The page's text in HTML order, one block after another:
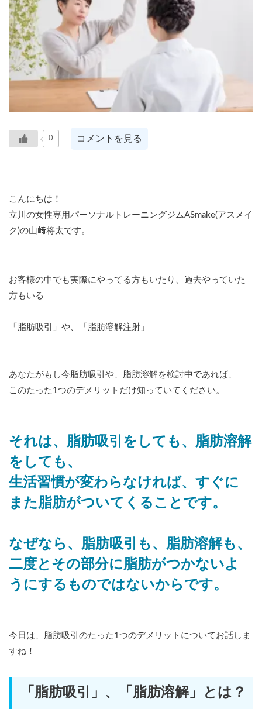
0 コメントを見る
こんにちは！
立川の女性専用パーソナルトレーニングジムASmake(アスメイ
ク)の山﨑将太です。
お客様の中でも実際にやってる方もいたり、過去やっていた
方もいる
「脂肪吸引」や、「脂肪溶解注射」
あなたがもし今脂肪吸引や、脂肪溶解を検討中であれば、
このたった1つのデメリットだけ知っていてください。
それは、脂肪吸引をしても、脂肪溶解
をしても、
生活習慣が変わらなければ、すぐに
また脂肪がついてくることです。
なぜなら、脂肪吸引も、脂肪溶解も、
二度とその部分に脂肪がつかないよ
うにするものではないからです。
今日は、脂肪吸引のたった1つのデメリットについてお話しま
すね！
「脂肪吸引」、「脂肪溶解」とは？